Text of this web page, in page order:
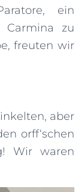
ein
Carmina zu
freuten wir
aber
orff‘schen
Wir waren